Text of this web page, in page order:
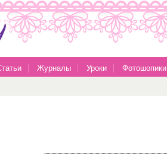
Журналы Уроки Фотошопики